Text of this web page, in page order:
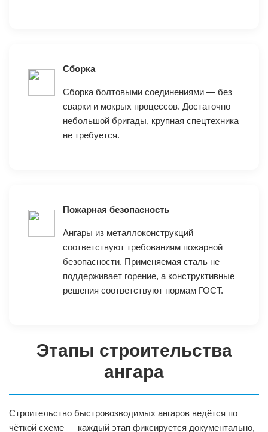
Сборка
Сборка болтовыми соединениями — без
сварки и мокрых процессов. Достаточно
небольшой бригады, крупная спецтехника
не требуется.
Пожарная безопасность
Ангары из металлоконструкций
соответствуют требованиям пожарной
безопасности. Применяемая сталь не
поддерживает горение, а конструктивные
решения соответствуют нормам ГОСТ.
Этапы строительства
ангара
Строительство быстровозводимых ангаров ведётся по
чёткой схеме — каждый этап фиксируется документально,